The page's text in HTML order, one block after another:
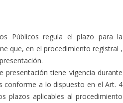
Públicos regula el plazo para la
que, en el procedimiento registral ,
presentación tiene vigencia durante
conforme a lo dispuesto en el Art. 4
plazos aplicables al procedimiento